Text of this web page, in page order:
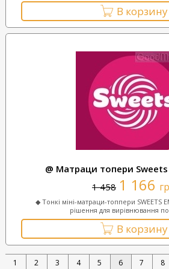
В корзину
@ Матраци топери
1 458 1 166
◆ Тонкі міні-матраци-топпери
рішення для вирівнювання
В корзину
1 2 3 4 5 6 7 8